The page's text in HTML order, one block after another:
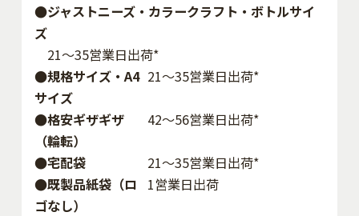
●ジャストニーズ・カラークラフト・ボトルサイ
ズ
21～35営業日出荷*
●規格サイズ・A4
サイズ
21～35営業日出荷*
●格安ギザギザ
（輪転）
42〜56営業日出荷*
●宅配袋
21～35営業日出荷*
●既製品紙袋（ロ
ゴなし）
1営業日出荷